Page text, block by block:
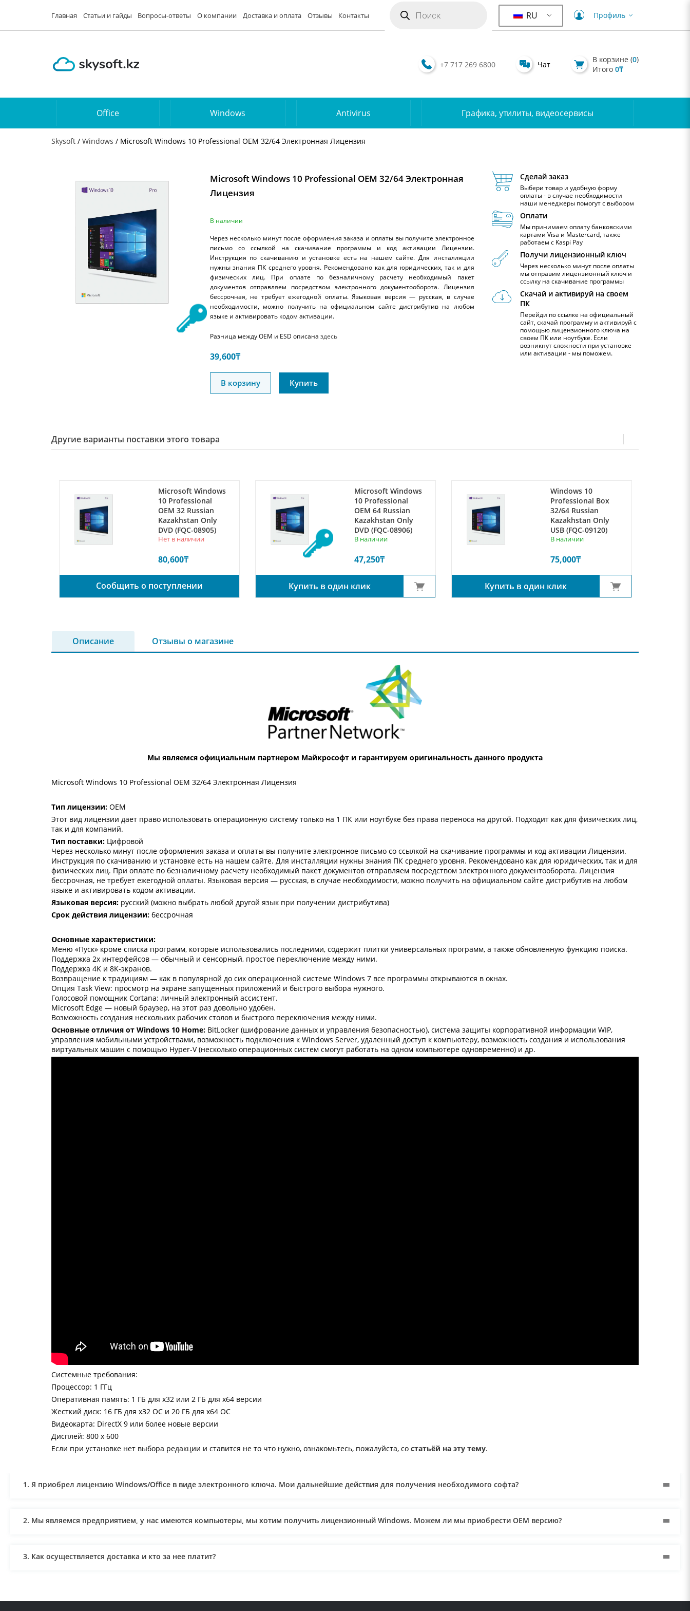
Главная Статьи и гайды Вопросы-ответы О компании Доставка и оплата Отзывы Контакты товаров RU Профиль
+7 717 269 6800 Чат В корзине (0)
Итого 0₸
Office Windows Antivirus Графика, утилиты, видеосервисы
Skysoft / Windows / Microsoft Windows 10 Professional OEM 32/64 Электронная Лицензия
Microsoft Windows 10 Professional OEM 32/64 Электронная
Лицензия
В наличии
Через несколько минут после оформления заказа и оплаты вы получите электронное
письмо со ссылкой на скачивание программы и код активации Лицензии.
Инструкция по скачиванию и установке есть на нашем сайте. Для инсталляции
нужны знания ПК среднего уровня. Рекомендовано как для юридических, так и для
физических лиц. При оплате по безналичному расчету необходимый пакет
документов отправляем посредством электронного документооборота. Лицензия
бессрочная, не требует ежегодной оплаты. Языковая версия — русская, в случае
необходимости, можно получить на официальном сайте дистрибутив на любом
языке и активировать кодом активации.
Разница между OEM и ESD описана здесь
39,600₸
В корзину Купить
Сделай заказ
Выбери товар и удобную форму
оплаты - в случае необходимости
наши менеджеры помогут с выбором
Оплати
Мы принимаем оплату банковскими
картами Visa и Mastercard, также
работаем с Kaspi Pay
Получи лицензионный ключ
Через несколько минут после оплаты
мы отправим лицензионный ключ и
ссылку на скачивание программы
Скачай и активируй на своем
ПК
Перейди по ссылке на официальный
сайт, скачай программу и активируй с
помощью лицензионного ключа на
своем ПК или ноутбуке. Если
возникнут сложности при установке
или активации - мы поможем.
Другие варианты поставки этого товара
Microsoft Windows
10 Professional
ОЕМ 32 Russian
Kazakhstan Only
DVD (FQC-08905)
Нет в наличии
80,600₸
Сообщить о поступлении
Microsoft Windows
10 Professional
ОЕМ 64 Russian
Kazakhstan Only
DVD (FQC-08906)
В наличии
47,250₸
Купить в один клик
Windows 10
Professional Box
32/64 Russian
Kazakhstan Only
USB (FQC-09120)
В наличии
75,000₸
Купить в один клик
Описание Отзывы о магазине
Мы являемся официальным партнером Майкрософт и гарантируем оригинальность данного продукта
Microsoft Windows 10 Professional OEM 32/64 Электронная Лицензия
Тип лицензии: OEM
Этот вид лицензии дает право использовать операционную систему только на 1 ПК или ноутбуке без права переноса на другой. Подходит как для физических лиц,
так и для компаний.
Тип поставки: Цифровой
Через несколько минут после оформления заказа и оплаты вы получите электронное письмо со ссылкой на скачивание программы и код активации Лицензии.
Инструкция по скачиванию и установке есть на нашем сайте. Для инсталляции нужны знания ПК среднего уровня. Рекомендовано как для юридических, так и для
физических лиц. При оплате по безналичному расчету необходимый пакет документов отправляем посредством электронного документооборота. Лицензия
бессрочная, не требует ежегодной оплаты. Языковая версия — русская, в случае необходимости, можно получить на официальном сайте дистрибутив на любом
языке и активировать кодом активации.
Языковая версия: русский (можно выбрать любой другой язык при получении дистрибутива)
Срок действия лицензии: бессрочная
Основные характеристики:
Меню «Пуск» кроме списка программ, которые использовались последними, содержит плитки универсальных программ, а также обновленную функцию поиска.
Поддержка 2х интерфейсов — обычный и сенсорный, простое переключение между ними.
Поддержка 4K и 8K-экранов.
Возвращение к традициям — как в популярной до сих операционной системе Windows 7 все программы открываются в окнах.
Опция Task View: просмотр на экране запущенных приложений и быстрого выбора нужного.
Голосовой помощник Cortana: личный электронный ассистент.
Microsoft Edge — новый браузер, на этот раз довольно удобен.
Возможность создания нескольких рабочих столов и быстрого переключения между ними.
Основные отличия от Windows 10 Home: BitLocker (шифрование данных и управления безопасностью), система защиты корпоративной информации WIP,
управления мобильными устройствами, возможность подключения к Windows Server, удаленный доступ к компьютеру, возможность создания и использования
виртуальных машин с помощью Hyper-V (несколько операционных систем смогут работать на одном компьютере одновременно) и др.
Системные требования:
Процессор: 1 ГГц
Оперативная память: 1 ГБ для х32 или 2 ГБ для х64 версии
Жесткий диск: 16 ГБ для х32 ОС и 20 ГБ для х64 ОС
Видеокарта: DirectX 9 или более новые версии
Дисплей: 800 x 600
Если при установке нет выбора редакции и ставится не то что нужно, ознакомьтесь, пожалуйста, со статьёй на эту тему.
1. Я приобрел лицензию Windows/Office в виде электронного ключа. Мои дальнейшие действия для получения необходимого софта?
2. Мы являемся предприятием, у нас имеются компьютеры, мы хотим получить лицензионный Windows. Можем ли мы приобрести ОЕM версию?
3. Как осуществляется доставка и кто за нее платит?
оформленную на юридическое лицо?